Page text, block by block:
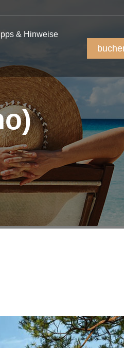
& Hinweise